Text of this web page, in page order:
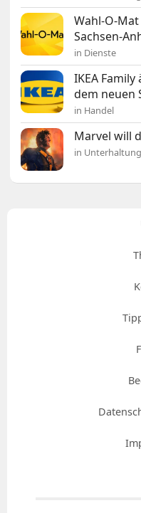
Wahl-O-
Sachsen-
in Dienste
IKEA
dem neuen
in Handel
Marvel will
in Unterhaltung